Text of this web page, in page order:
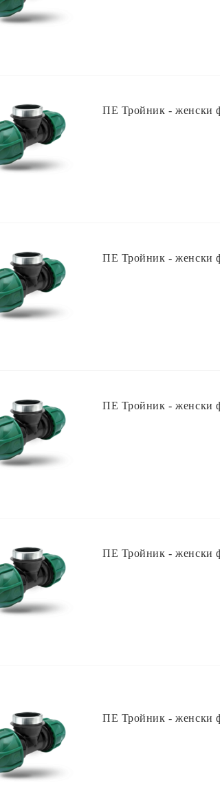
ПЕ Тройник - женски
ПЕ Тройник - женски
ПЕ Тройник - женски
ПЕ Тройник - женски
ПЕ Тройник - женски